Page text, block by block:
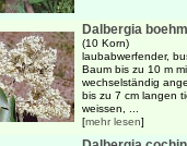
Dalbergia
(10 Korn)
laubabwerfender,
Baum bis zu 10 m
wechselständig
bis zu 7 cm langen
weissen, ...
[mehr lesen]